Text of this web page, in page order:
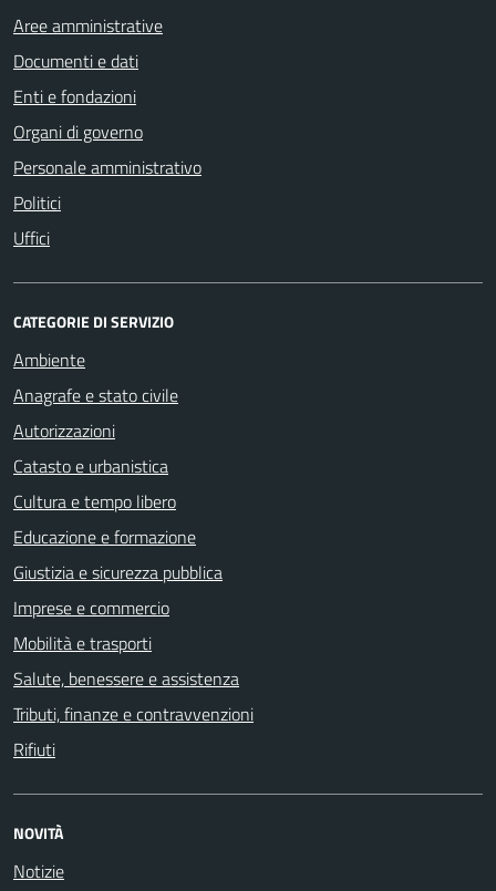
Aree amministrative
Documenti e dati
Enti e fondazioni
Organi di governo
Personale amministrativo
Politici
Uffici
CATEGORIE DI SERVIZIO
Ambiente
Anagrafe e stato civile
Autorizzazioni
Catasto e urbanistica
Cultura e tempo libero
Educazione e formazione
Giustizia e sicurezza pubblica
Imprese e commercio
Mobilità e trasporti
Salute, benessere e assistenza
Tributi, finanze e contravvenzioni
Rifiuti
NOVITÀ
Notizie